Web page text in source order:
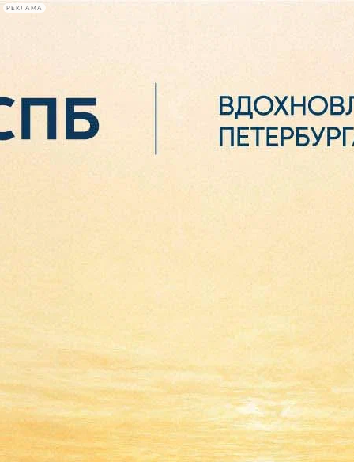
РЕКЛАМА
Сегодня:
2026.08.07
05:20
Названа дата, когда фильм
«Дылда» о послевоенном
Ленинграде выйдет в прокат